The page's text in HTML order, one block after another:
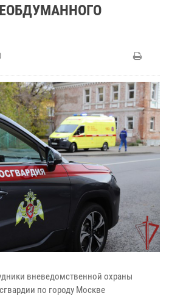
вневедомственной охраны
по городу Москве